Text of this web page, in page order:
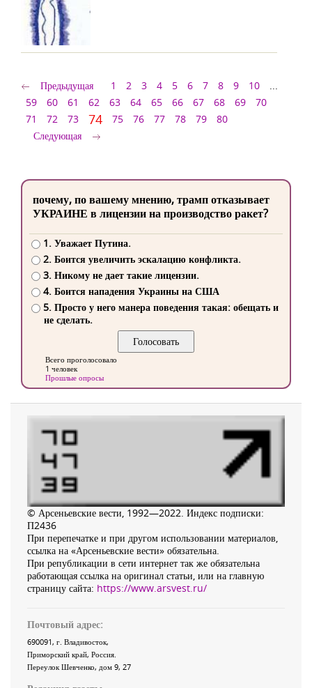
Предыдущая 1 2 3 4 5 6 7 8 9 10
...
59
60 61 62 63 64 65 66 67 68 69
70
71
72 73 74 75 76 77 78 79
80
Следующая
почему, по вашему мнению, трамп отказывает
УКРАИНЕ в лицензии на производство ракет?
1. Уважает Путина.
2. Боится увеличить эскалацию конфликта.
3. Никому не дает такие лицензии.
4. Боится нападения Украины на США
5. Просто у него манера поведения такая: обещать и
не сделать.
Всего проголосовало
1 человек
Прошлые опросы
© Арсеньевские вести, 1992—2022. Индекс подписки:
П2436
При перепечатке и при другом использовании материалов,
ссылка на «Арсеньевские вести» обязательна.
При републикации в сети интернет так же обязательна
работающая ссылка на оригинал статьи, или на главную
страницу сайта: https://www.arsvest.ru/
Почтовый адрес:
690091, г. Владивосток,
Приморский край, Россия
Переулок Шевченко, дом 9, 27